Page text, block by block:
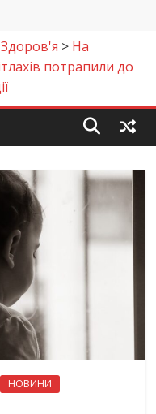
Здоров'я > На
потрапили до
НОВИНИ